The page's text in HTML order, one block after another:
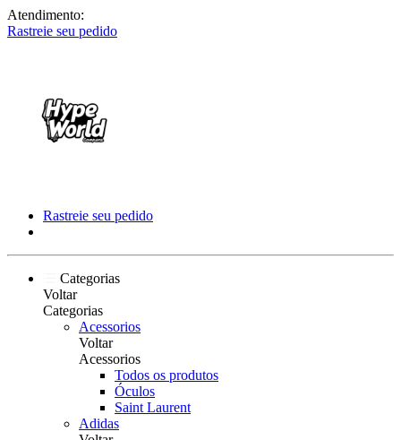
Atendimento:
Rastreie seu pedido
Rastreie seu pedido
Categorias
Voltar
Categorias
Acessorios
Voltar
Acessorios
Todos os produtos
Óculos
Saint Laurent
Adidas